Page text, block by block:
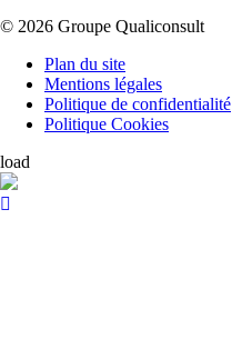
© 2026 Groupe Qualiconsult
Plan du site
Mentions légales
Politique de confidentialité
Politique Cookies
load